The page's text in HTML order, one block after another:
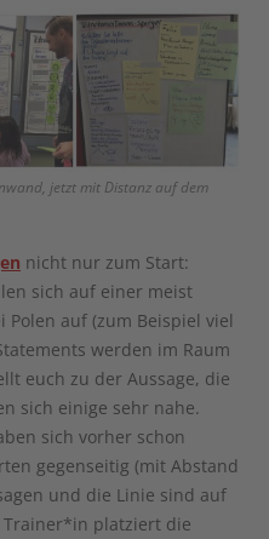
jetzt mit Distanz auf dem
nicht nur zum Start:
sich auf einer meist
Polen auf (zum Beispiel viel
werden im Raum
euch zu der Aussage, die
sich einige sehr nahe.
sich vorher schon
gegenseitig (mit Abstand
und die Linie sind auf
platziert die